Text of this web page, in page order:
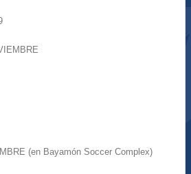
(en Bayamón Soccer Complex)